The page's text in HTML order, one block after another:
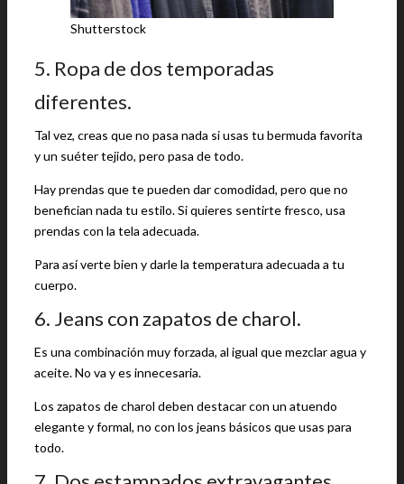
Shutterstock
5. Ropa de dos temporadas
diferentes.
Tal vez, creas que no pasa nada si usas tu bermuda favorita
y un suéter tejido, pero pasa de todo.
Hay prendas que te pueden dar comodidad, pero que no
benefician nada tu estilo. Si quieres sentirte fresco, usa
prendas con la tela adecuada.
Para así verte bien y darle la temperatura adecuada a tu
cuerpo.
6. Jeans con zapatos de charol.
Es una combinación muy forzada, al igual que mezclar agua y
aceite. No va y es innecesaria.
Los zapatos de charol deben destacar con un atuendo
elegante y formal, no con los jeans básicos que usas para
todo.